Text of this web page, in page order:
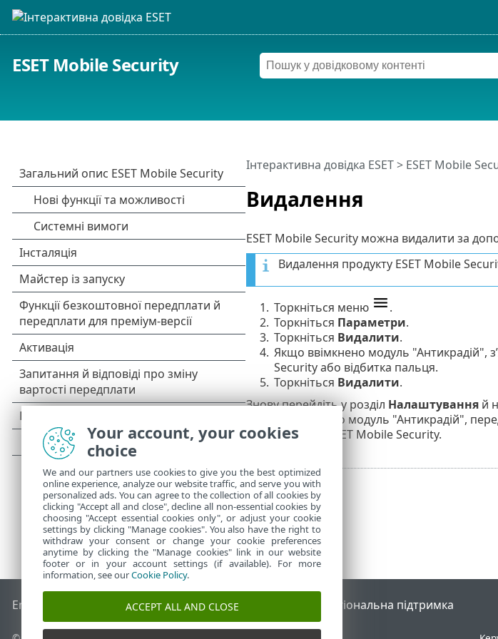
ESET Mobile Security
Видалення
Інтерактивна довідка ESET> ESET Mobile
ESET Mobile Security можна видалити за
Видалення продукту ESET Mobile
1. Торкніться меню
.
2. Торкніться Параметри.
3. Торкніться Видалити.
4. Якщо ввімкнено модуль "Антикрадій",
Security або відбитка пальця.
5. Торкніться Видалити.
Знову перейдіть у розділ Налаштуванняй
Якщо активовано модуль "Антикрадій",
пристрою для ESET Mobile Security.
End of Life База знань ESETФорум ESETESET Status Portal Регіональна підтримка
Your account, your cookies
choice
We and our partners use cookies to give you the best optimized
online experience, analyze our website traffic, and serve you with
personalized ads. You can agree to the collection of all cookies by
clicking "Accept all and close", decline all non-essential cookies by
choosing "Accept essential cookies only", or adjust your cookie
settings by clicking "Manage cookies". You also have the right to
withdraw your consent or change your cookie preferences
anytime by clicking the "Manage cookies" link in our website
footer or in your account settings (if available). For more
information, see ourCookie Policy.
ACCEPT ALL AND CLOSE